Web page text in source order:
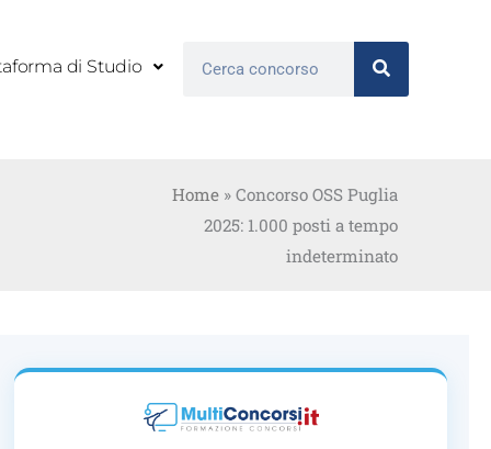
di Studio Cerca
Home» Concorso OSS Puglia
2025: 1.000 posti a tempo
indeterminato